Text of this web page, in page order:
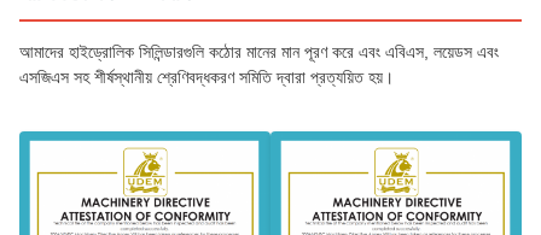
আমাদের হাইড্রোলিক সিলিন্ডারগুলি কঠোর মানের মান পূরণ করে এবং এবিএস, লয়েডস এবং
এসজিএস সহ শীর্ষস্থানীয় শ্রেণিবদ্ধকরণ সমিতি দ্বারা প্রত্যয়িত হয়।